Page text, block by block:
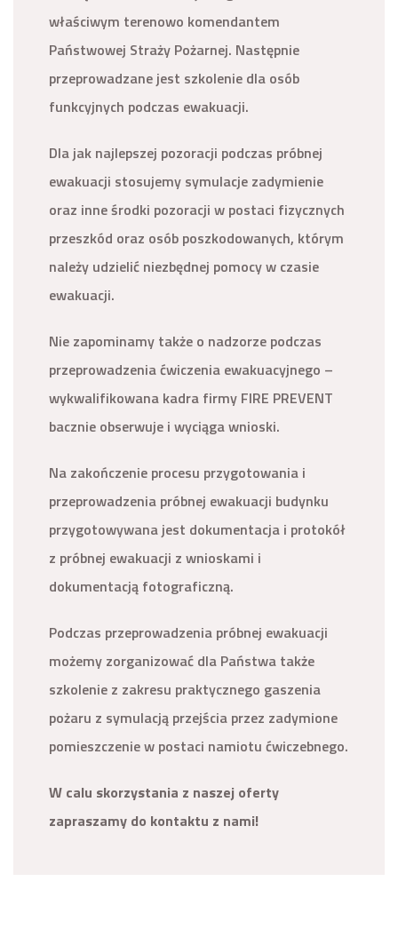
właściwym terenowo komendantem
Państwowej Straży Pożarnej. Następnie
przeprowadzane jest szkolenie dla osób
funkcyjnych podczas ewakuacji.
Dla jak najlepszej pozoracji podczas próbnej
ewakuacji stosujemy symulacje zadymienie
oraz inne środki pozoracji w postaci fizycznych
przeszkód oraz osób poszkodowanych, którym
należy udzielić niezbędnej pomocy w czasie
ewakuacji.
Nie zapominamy także o nadzorze podczas
przeprowadzenia ćwiczenia ewakuacyjnego –
wykwalifikowana kadra firmy FIRE PREVENT
bacznie obserwuje i wyciąga wnioski.
Na zakończenie procesu przygotowania i
przeprowadzenia próbnej ewakuacji budynku
przygotowywana jest dokumentacja i protokół
z próbnej ewakuacji z wnioskami i
dokumentacją fotograficzną.
Podczas przeprowadzenia próbnej ewakuacji
możemy zorganizować dla Państwa także
szkolenie z zakresu praktycznego gaszenia
pożaru z symulacją przejścia przez zadymione
pomieszczenie w postaci namiotu ćwiczebnego.
W calu skorzystania z naszej oferty
zapraszamy do kontaktu z nami!